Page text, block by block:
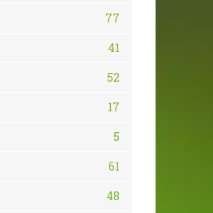
77
41
52
17
5
61
48